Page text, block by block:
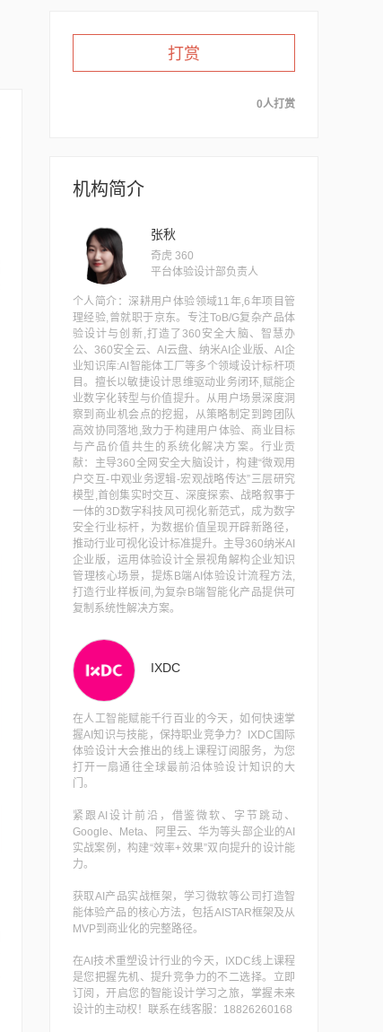
打赏
0人打赏
机构简介
张秋
奇虎 360
平台体验设计部负责人
个人简介：深耕用户体验领域11年,6年项目管
理经验,曾就职于京东。专注ToB/G复杂产品体
验设计与创新,打造了360安全大脑、智慧办
公、360安全云、AI云盘、纳米AI企业版、AI企
业知识库:AI智能体工厂等多个领域设计标杆项
目。擅长以敏捷设计思维驱动业务闭环,赋能企
业数字化转型与价值提升。从用户场景深度洞
察到商业机会点的挖掘，从策略制定到跨团队
高效协同落地,致力于构建用户体验、商业目标
与产品价值共生的系统化解决方案。行业贡
献：主导360全网安全大脑设计，构建“微观用
户交互-中观业务逻辑-宏观战略传达”三层研究
模型,首创集实时交互、深度探索、战略叙事于
一体的3D数字科技风可视化新范式，成为数字
安全行业标杆，为数据价值呈现开辟新路径，
推动行业可视化设计标准提升。主导360纳米AI
企业版，运用体验设计全景视角解构企业知识
管理核心场景，提炼B端AI体验设计流程方法,
打造行业样板间,为复杂B端智能化产品提供可
复制系统性解决方案。
IXDC
在人工智能赋能千行百业的今天，如何快速掌
握AI知识与技能，保持职业竞争力？IXDC国际
体验设计大会推出的线上课程订阅服务，为您
打开一扇通往全球最前沿体验设计知识的大
门。
紧跟AI设计前沿，借鉴微软、字节跳动、
Google、Meta、阿里云、华为等头部企业的AI
实战案例，构建“效率+效果”双向提升的设计能
力。
获取AI产品实战框架，学习微软等公司打造智
能体验产品的核心方法，包括AISTAR框架及从
MVP到商业化的完整路径。
在AI技术重塑设计行业的今天，IXDC线上课程
是您把握先机、提升竞争力的不二选择。立即
订阅，开启您的智能设计学习之旅，掌握未来
设计的主动权！联系在线客服：18826260168